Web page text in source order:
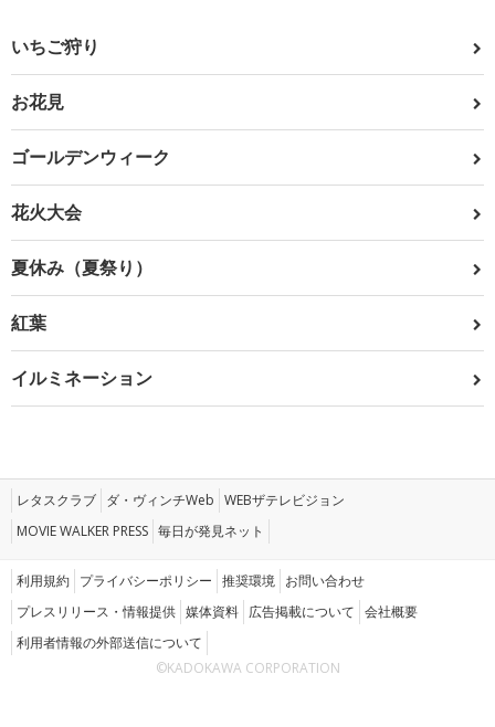
いちご狩り
お花見
ゴールデンウィーク
花火大会
夏休み（夏祭り）
紅葉
イルミネーション
レタスクラブ ダ・ヴィンチWeb WEBザテレビジョン
MOVIE WALKER PRESS 毎日が発見ネット
利用規約 プライバシーポリシー 推奨環境 お問い合わせ
プレスリリース・情報提供 媒体資料 広告掲載について 会社概要
利用者情報の外部送信について
©KADOKAWA CORPORATION